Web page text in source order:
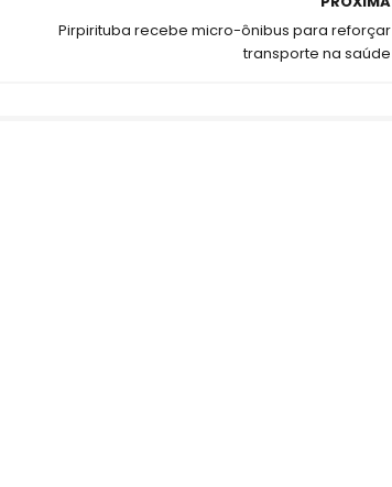
Pirpirituba recebe micro-ônibus para reforçar
transporte na saúde